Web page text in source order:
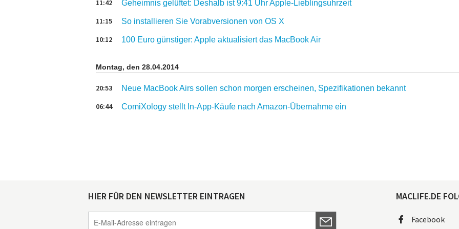
Geheimnis gelüftet: Deshalb ist 9:41 Uhr Apple-Lieblingsuhrzeit
11:42
So installieren Sie Vorabversionen von OS X
11:15
100 Euro günstiger: Apple aktualisiert das MacBook Air
10:12
Montag, den 28.04.2014
Neue MacBook Airs sollen schon morgen erscheinen, Spezifikationen bekannt
20:53
ComiXology stellt In-App-Käufe nach Amazon-Übernahme ein
06:44
HIER FÜR DEN NEWSLETTER EINTRAGEN MACLIFE.DE
Facebook